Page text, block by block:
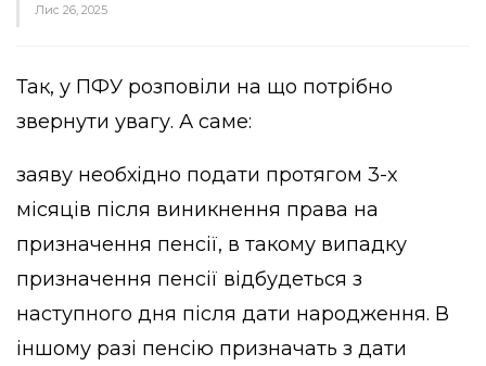
Лис 26, 2025
Так, у ПФУ розповіли на що потрібно
звернути увагу. А саме:
заяву необхідно подати протягом 3-х
місяців після виникнення права на
призначення пенсії, в такому випадку
призначення пенсії відбудеться з
наступного дня після дати народження. В
іншому разі пенсію призначать з дати